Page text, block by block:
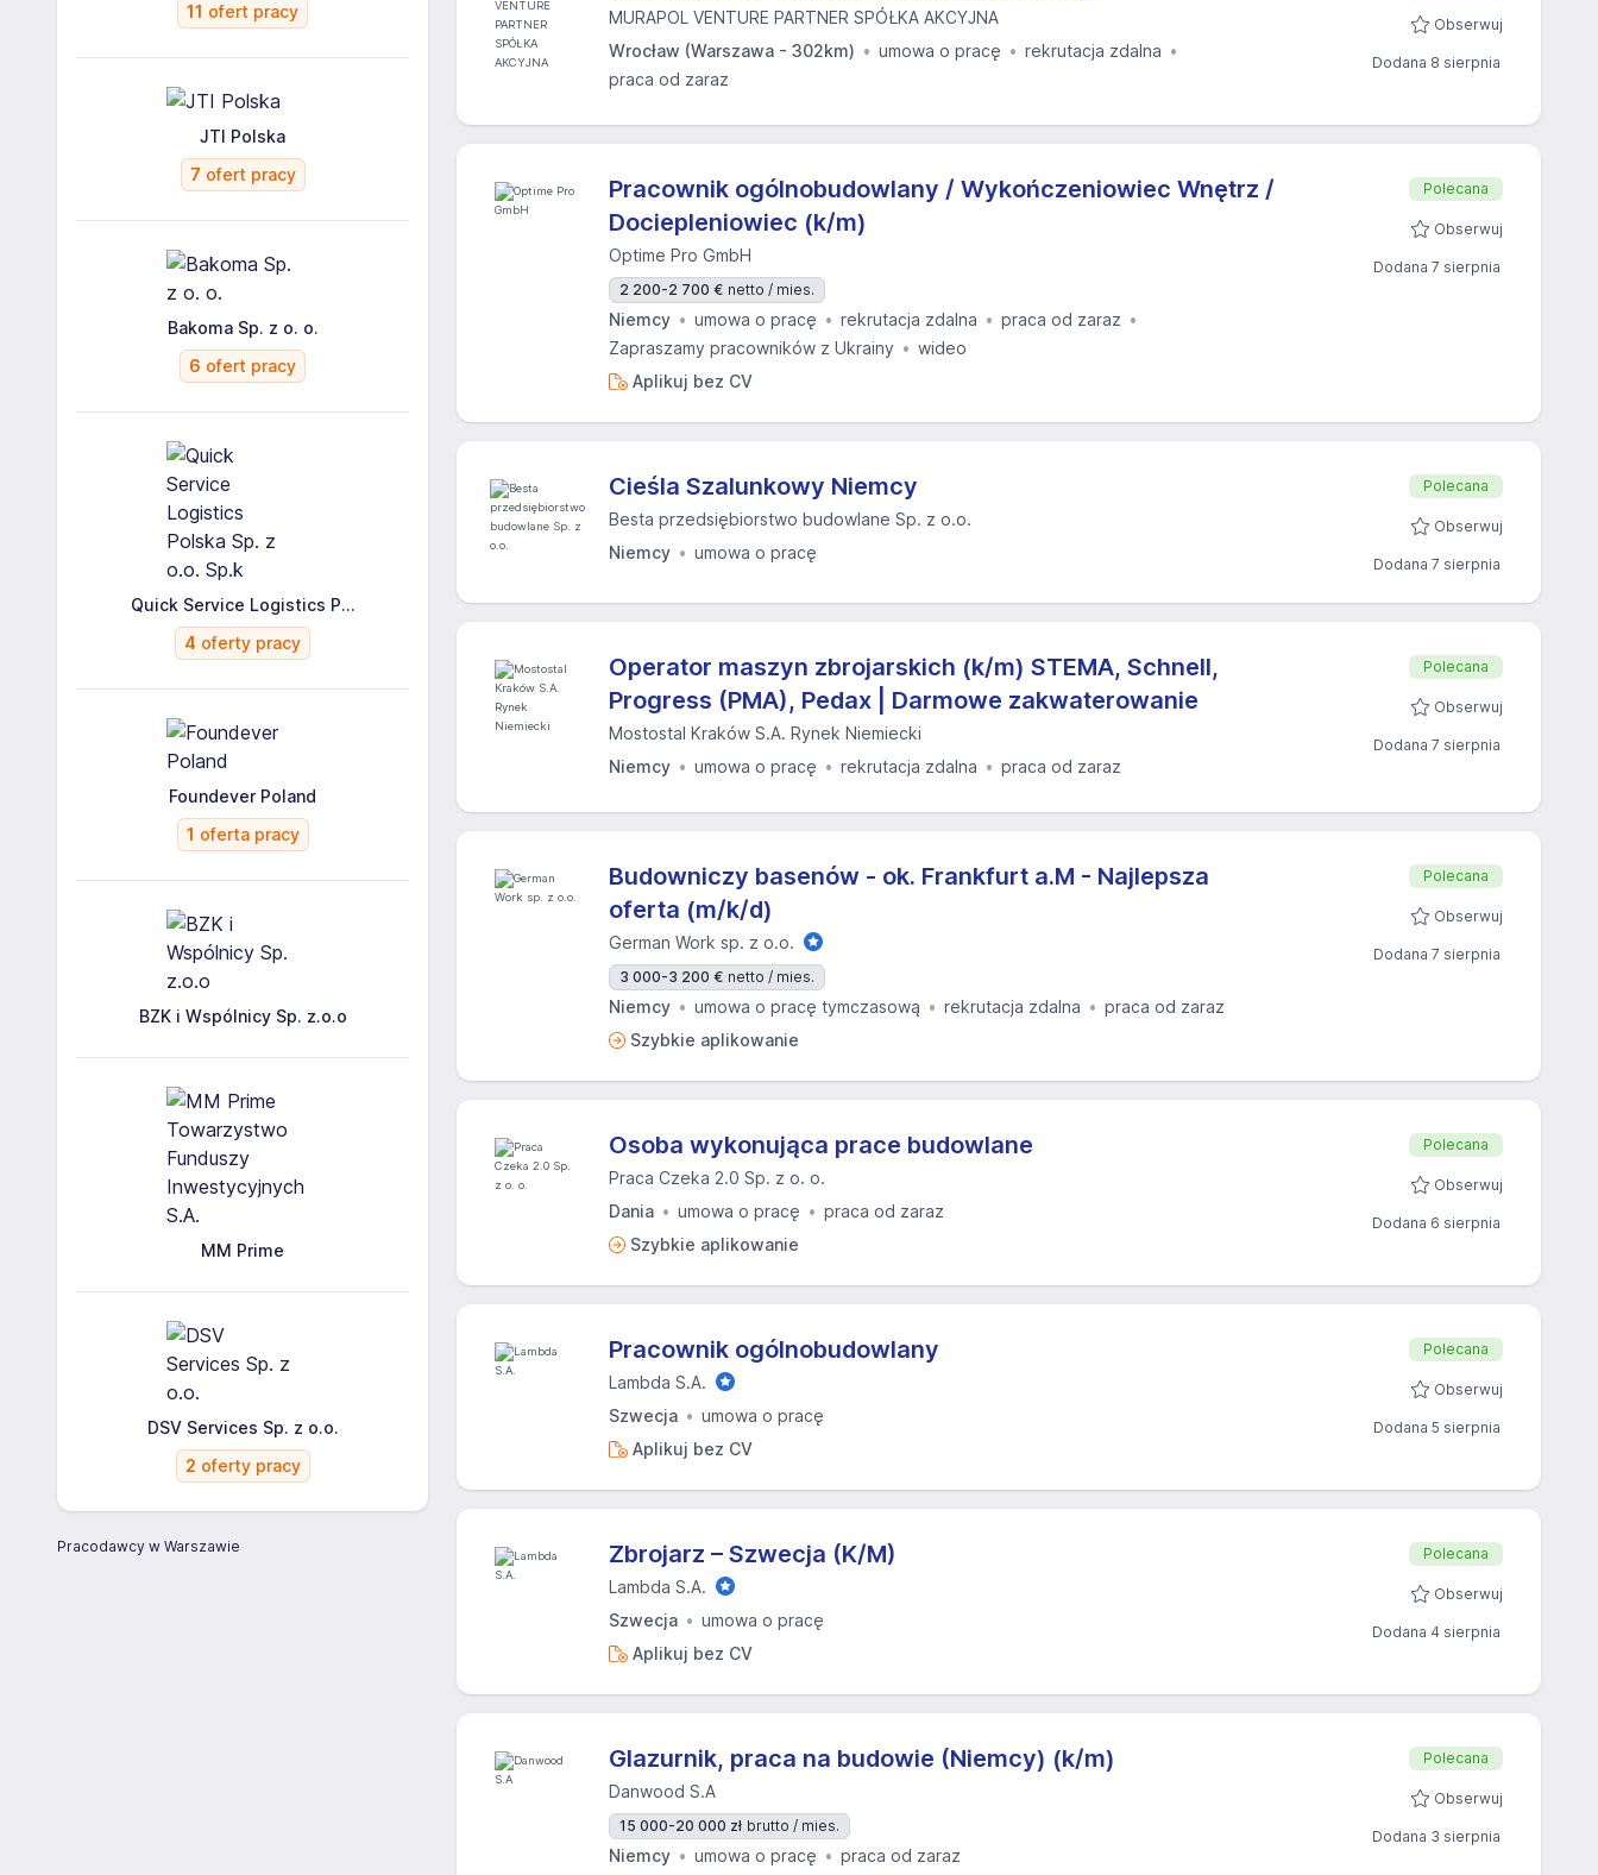
11 ofert pracy
JTI Polska
7 ofert pracy
Bakoma Sp. z o. o.
6 ofert pracy
Quick Service Logistics P...
4 oferty pracy
Foundever Poland
1 oferta pracy
BZK i Wspólnicy Sp. z.o.o
MM Prime
DSV Services Sp. z o.o.
2 oferty pracy
Pracodawcy w Warszawie
MURAPOL VENTURE PARTNER SPÓŁKA AKCYJNA
Wrocław (Warszawa - 302km)
umowa o pracę
rekrutacja zdalna
praca od zaraz
Obserwuj
Dodana 8 sierpnia
Pracownik ogólnobudowlany / Wykończeniowiec Wnętrz /
Dociepleniowiec (k/m)
Optime Pro GmbH
2 200-2 700 € netto / mies.
Niemcy umowa o pracę rekrutacja zdalna
praca od zaraz
Zapraszamy pracowników z Ukrainy
wideo
Aplikuj bez CV
Polecana
Obserwuj
Dodana 7 sierpnia
Cieśla Szalunkowy Niemcy
Besta przedsiębiorstwo budowlane Sp. z o.o.
Niemcy
umowa o pracę
Polecana
Obserwuj
Dodana 7 sierpnia
Operator maszyn zbrojarskich (k/m) STEMA, Schnell,
Progress (PMA), Pedax | Darmowe zakwaterowanie
Mostostal Kraków S.A. Rynek Niemiecki
Niemcy
umowa o pracę rekrutacja zdalna praca od zaraz
Polecana
Obserwuj
Dodana 7 sierpnia
Budowniczy basenów - ok. Frankfurt a.M - Najlepsza
oferta (m/k/d)
German Work sp. z o.o.
3 000-3 200 € netto / mies.
Niemcy umowa o pracę tymczasową rekrutacja zdalna
praca od zaraz
Szybkie aplikowanie
Polecana
Obserwuj
Dodana 7 sierpnia
Osoba wykonująca prace budowlane
Praca Czeka 2.0 Sp. z o. o.
Dania
umowa o pracę
praca od zaraz
Szybkie aplikowanie
Polecana
Obserwuj
Dodana 6 sierpnia
Pracownik ogólnobudowlany
Lambda S.A.
Szwecja
umowa o pracę
Aplikuj bez CV
Polecana
Obserwuj
Dodana 5 sierpnia
Zbrojarz – Szwecja (K/M)
Lambda S.A.
Szwecja
umowa o pracę
Aplikuj bez CV
Polecana
Obserwuj
Dodana 4 sierpnia
Glazurnik, praca na budowie (Niemcy) (k/m)
Danwood S.A
15 000-20 000 zł brutto / mies.
Niemcy umowa o pracę praca od zaraz
Polecana
Obserwuj
Dodana 3 sierpnia